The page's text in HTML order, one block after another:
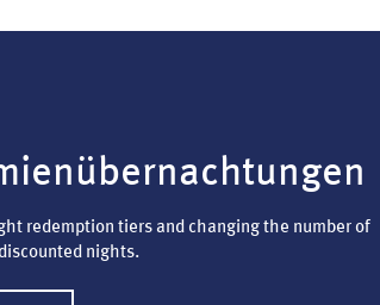
redemption tiers and changing the number of
nights.